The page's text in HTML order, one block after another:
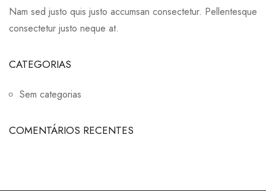
Nam sed justo quis justo accumsan consectetur. Pellentesque
consectetur justo neque at.
CATEGORIAS
Sem categorias
COMENTÁRIOS RECENTES